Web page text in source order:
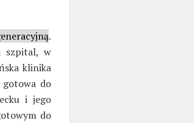
.
szpital, w
klinika
gotowa do
i jego
do